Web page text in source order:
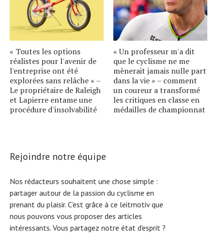
« Toutes les options
réalistes pour l'avenir de
l'entreprise ont été
explorées sans relâche » –
Le propriétaire de Raleigh
et Lapierre entame une
procédure d'insolvabilité
« Un professeur m'a dit
que le cyclisme ne me
mènerait jamais nulle part
dans la vie » – comment
un coureur a transformé
les critiques en classe en
médailles de championnat
Rejoindre notre équipe
Nos rédacteurs souhaitent une chose simple :
partager autour de la passion du cyclisme en
prenant du plaisir. C'est grâce à ce leitmotiv que
nous pouvons vous proposer des articles
intéressants. Vous partagez notre état d'esprit ?